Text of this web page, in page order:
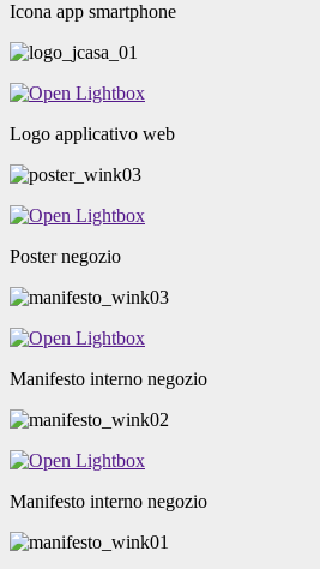
Icona app smartphone
Logo applicativo web
Poster negozio
Manifesto interno negozio
Manifesto interno negozio